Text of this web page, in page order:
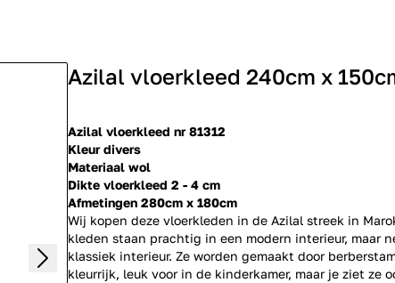
Azilal vloerkleed 240cm x
Azilal vloerkleed nr 81312
Kleur divers
Materiaal wol
Dikte vloerkleed 2 - 4 cm
Afmetingen 280cm x 180cm
Wij kopen deze vloerkleden in de Azilal streek in
kleden staan prachtig in een modern interieur, maar
klassiek interieur. Ze worden gemaakt door
kleurrijk, leuk voor in de kinderkamer, maar je ziet ze